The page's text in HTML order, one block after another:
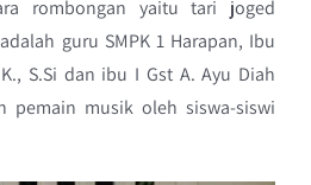
rombongan yaitu tari joged
guru SMPK 1 Harapan, Ibu
S.Si dan ibu I Gst A. Ayu Diah
pemain musik oleh siswa-siswi